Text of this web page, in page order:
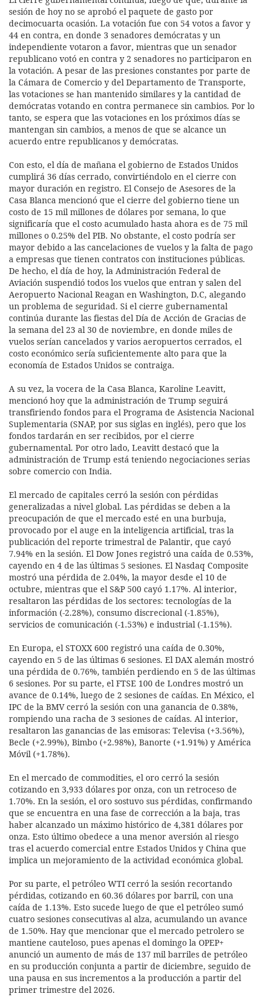
sesión de hoy no se aprobó el paquete de gasto por
decimocuarta ocasión. La votación fue con 54 votos a favor y
44 en contra, en donde 3 senadores demócratas y un
independiente votaron a favor, mientras que un senador
republicano votó en contra y 2 senadores no participaron en
la votación. A pesar de las presiones constantes por parte de
la Cámara de Comercio y del Departamento de Transporte,
las votaciones se han mantenido similares y la cantidad de
demócratas votando en contra permanece sin cambios. Por lo
tanto, se espera que las votaciones en los próximos días se
mantengan sin cambios, a menos de que se alcance un
acuerdo entre republicanos y demócratas.
Con esto, el día de mañana el gobierno de Estados Unidos
cumplirá 36 días cerrado, convirtiéndolo en el cierre con
mayor duración en registro. El Consejo de Asesores de la
Casa Blanca mencionó que el cierre del gobierno tiene un
costo de 15 mil millones de dólares por semana, lo que
significaría que el costo acumulado hasta ahora es de 75 mil
millones o 0.25% del PIB. No obstante, el costo podría ser
mayor debido a las cancelaciones de vuelos y la falta de pago
a empresas que tienen contratos con instituciones públicas.
De hecho, el día de hoy, la Administración Federal de
Aviación suspendió todos los vuelos que entran y salen del
Aeropuerto Nacional Reagan en Washington, D.C, alegando
un problema de seguridad. Si el cierre gubernamental
continúa durante las fiestas del Día de Acción de Gracias de
la semana del 23 al 30 de noviembre, en donde miles de
vuelos serían cancelados y varios aeropuertos cerrados, el
costo económico sería suficientemente alto para que la
economía de Estados Unidos se contraiga.
A su vez, la vocera de la Casa Blanca, Karoline Leavitt,
mencionó hoy que la administración de Trump seguirá
transfiriendo fondos para el Programa de Asistencia Nacional
Suplementaria (SNAP, por sus siglas en inglés), pero que los
fondos tardarán en ser recibidos, por el cierre
gubernamental. Por otro lado, Leavitt destacó que la
administración de Trump está teniendo negociaciones serias
sobre comercio con India.
El mercado de capitales cerró la sesión con pérdidas
generalizadas a nivel global. Las pérdidas se deben a la
preocupación de que el mercado esté en una burbuja,
provocado por el auge en la inteligencia artificial, tras la
publicación del reporte trimestral de Palantir, que cayó
7.94% en la sesión. El Dow Jones registró una caída de 0.53%,
cayendo en 4 de las últimas 5 sesiones. El Nasdaq Composite
mostró una pérdida de 2.04%, la mayor desde el 10 de
octubre, mientras que el S&P 500 cayó 1.17%. Al interior,
resaltaron las pérdidas de los sectores: tecnologías de la
información (-2.28%), consumo discrecional (-1.85%),
servicios de comunicación (-1.53%) e industrial (-1.15%).
En Europa, el STOXX 600 registró una caída de 0.30%,
cayendo en 5 de las últimas 6 sesiones. El DAX alemán mostró
una pérdida de 0.76%, también perdiendo en 5 de las últimas
6 sesiones. Por su parte, el FTSE 100 de Londres mostró un
avance de 0.14%, luego de 2 sesiones de caídas. En México, el
IPC de la BMV cerró la sesión con una ganancia de 0.38%,
rompiendo una racha de 3 sesiones de caídas. Al interior,
resaltaron las ganancias de las emisoras: Televisa (+3.56%),
Becle (+2.99%), Bimbo (+2.98%), Banorte (+1.91%) y América
Móvil (+1.78%).
En el mercado de commodities, el oro cerró la sesión
cotizando en 3,933 dólares por onza, con un retroceso de
1.70%. En la sesión, el oro sostuvo sus pérdidas, confirmando
que se encuentra en una fase de corrección a la baja, tras
haber alcanzado un máximo histórico de 4,381 dólares por
onza. Esto último obedece a una menor aversión al riesgo
tras el acuerdo comercial entre Estados Unidos y China que
implica un mejoramiento de la actividad económica global.
Por su parte, el petróleo WTI cerró la sesión recortando
pérdidas, cotizando en 60.36 dólares por barril, con una
caída de 1.13%. Esto sucede luego de que el petróleo sumó
cuatro sesiones consecutivas al alza, acumulando un avance
de 1.50%. Hay que mencionar que el mercado petrolero se
mantiene cauteloso, pues apenas el domingo la OPEP+
anunció un aumento de más de 137 mil barriles de petróleo
en su producción conjunta a partir de diciembre, seguido de
una pausa en sus incrementos a la producción a partir del
primer trimestre del 2026.